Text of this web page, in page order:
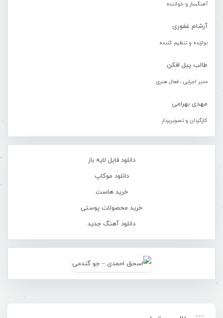
آهنگساز و خواننده
آرشام غفوری
نوازنده و تنظیم کننده
طالب پیل افکن
مدیر اجرایی ، فعال هنری
مهدی بهرامی
کارگردان و تصویربردار
دانلود فایل لایه باز
دانلود موکاپ
خرید هاست
خرید محصولات پوستی
دانلود آهنگ جدید